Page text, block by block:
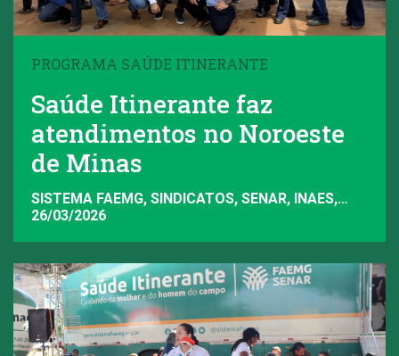
PROGRAMA SAÚDE ITINERANTE
Saúde Itinerante faz
atendimentos no Noroeste
de Minas
SISTEMA FAEMG, SINDICATOS, SENAR, INAES,
FAEMG
26/03/2026